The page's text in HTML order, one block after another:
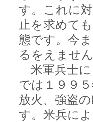
す。これに
止を求めて
態です。今
るをえませ
米軍兵士に
では１９９
放火、強盗
す。米兵に